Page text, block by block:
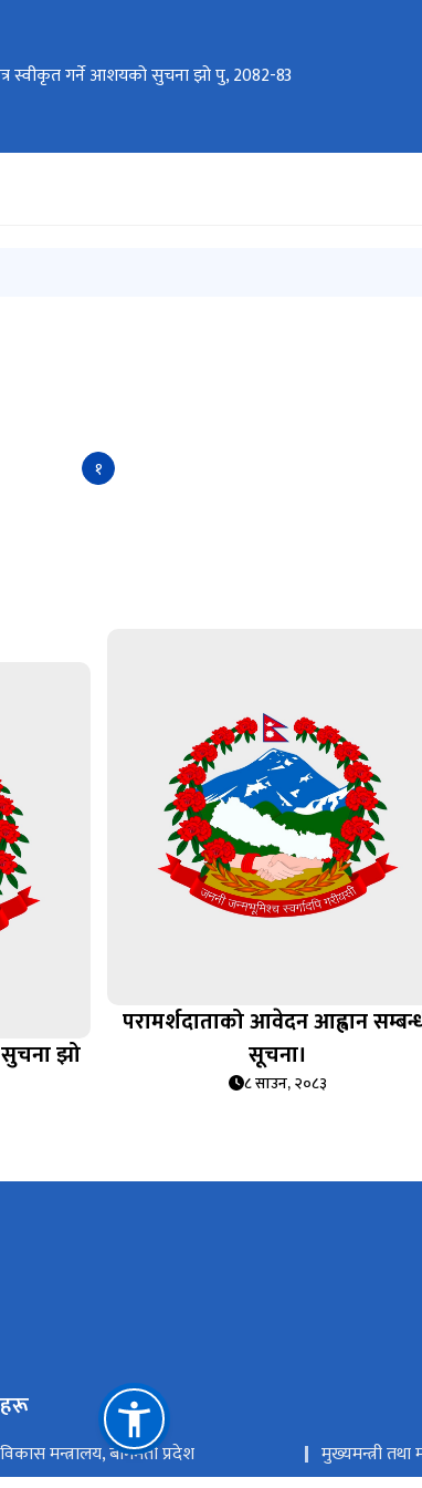
स्वीकृत गर्ने आशयको सुचना (D&B Bridge)
स्वीकृत गर्ने आशयको सुचना झो पु, 2082-83
आवेदन आह्वान सम्बन्धी सूचना।
१
झो
परामर्शदाताको आवेदन आह्वान
सूचना।
८ साउन, २०८३
मन्त्रालय, बागमती प्रदेश
मुख्यमन्त्री तथा